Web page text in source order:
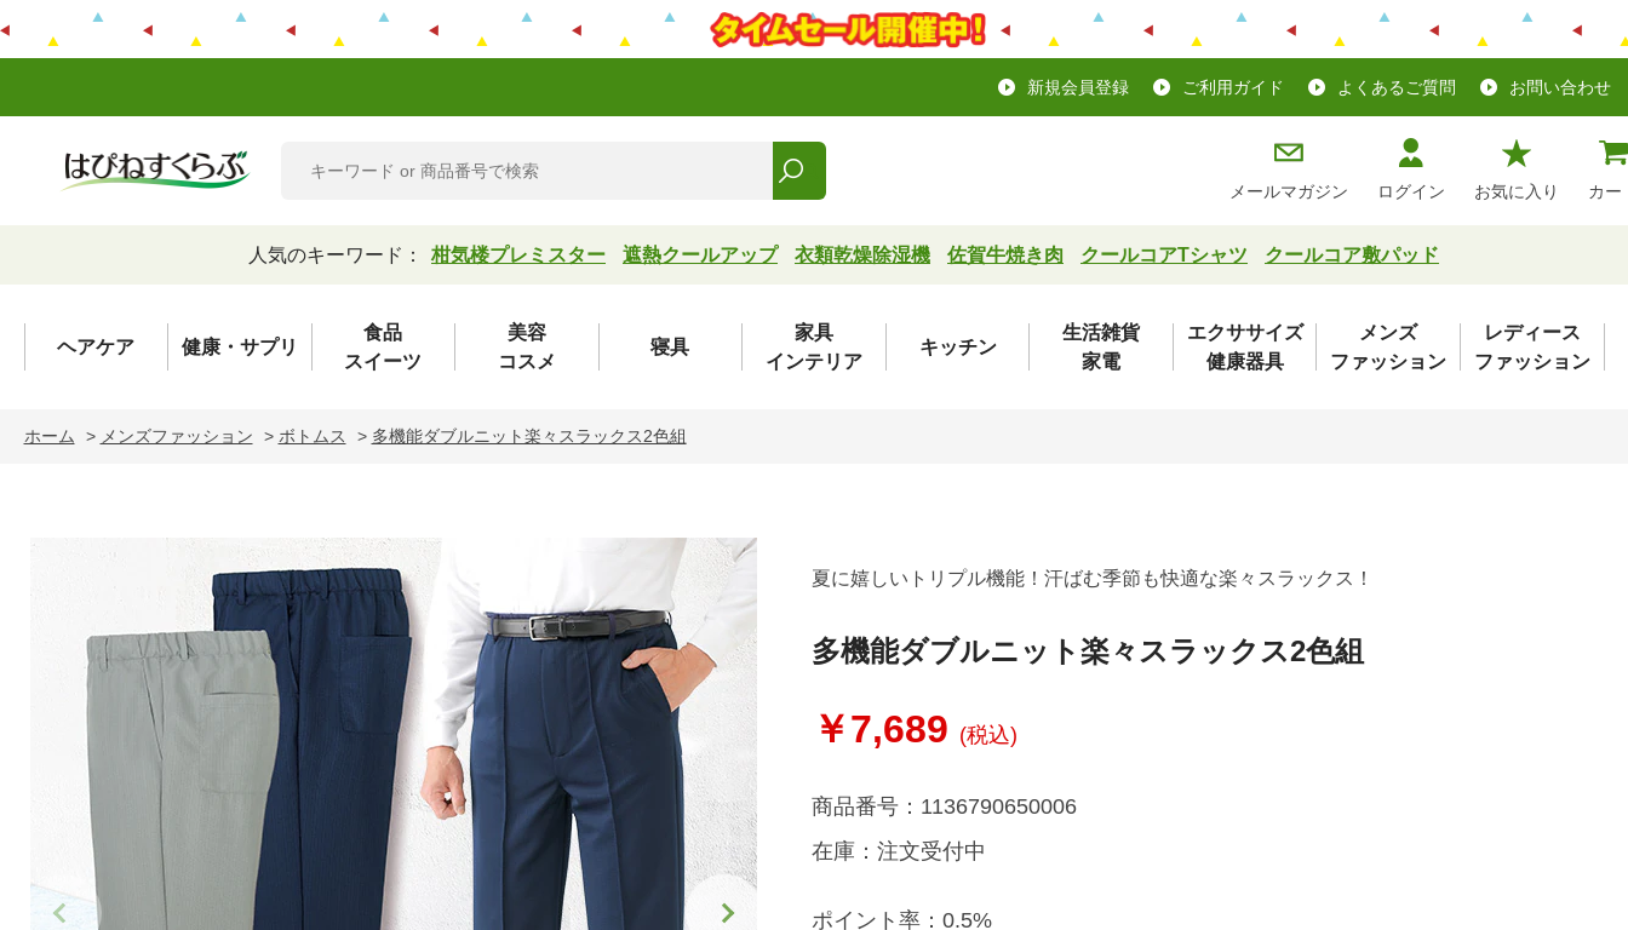
新規会員登録 ご利用ガイド よくあるご質問 お問い合わせ
メールマガジン ログイン お気に入り カー
人気のキーワード： 柑気楼プレミスター 遮熱クールアップ 衣類乾燥除湿機 佐賀牛焼き肉 クールコアTシャツ クールコア敷パッド
ヘアケア 健康・サプリ
食品
スイーツ
美容
コスメ
寝具
家具
インテリア
キッチン
生活雑貨
家電
エクササイズ
健康器具
メンズ
ファッション
レディース
ファッション
ホーム > メンズファッション > ボトムス > 多機能ダブルニット楽々スラックス2色組
夏に嬉しいトリプル機能！汗ばむ季節も快適な楽々スラックス！
多機能ダブルニット楽々スラックス2色組
￥7,689 (税込)
商品番号： 1136790650006
在庫： 注文受付中
ポイント率： 0.5%